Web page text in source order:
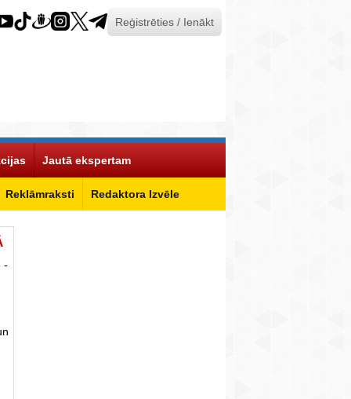
Reģistrēties / Ienākt
Reklāmraksti Redaktora Izvēle
Jautā ekspertam
-